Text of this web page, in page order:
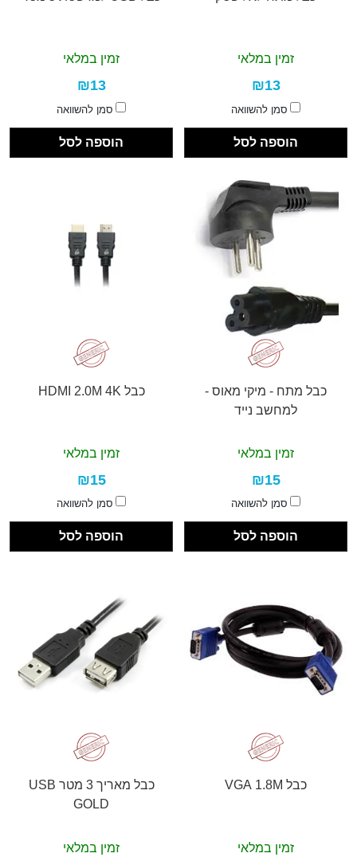
זמין במלאי
₪13
סמן להשוואה
הוספה לסל
זמין במלאי
₪13
סמן להשוואה
הוספה לסל
כבל מתח - מיקי מאוס -
למחשב נייד
זמין במלאי
₪15
סמן להשוואה
הוספה לסל
כבל HDMI 2.0M 4K
זמין במלאי
₪15
סמן להשוואה
הוספה לסל
כבל VGA 1.8M
זמין במלאי
כבל מאריך 3 מטר USB
GOLD
זמין במלאי